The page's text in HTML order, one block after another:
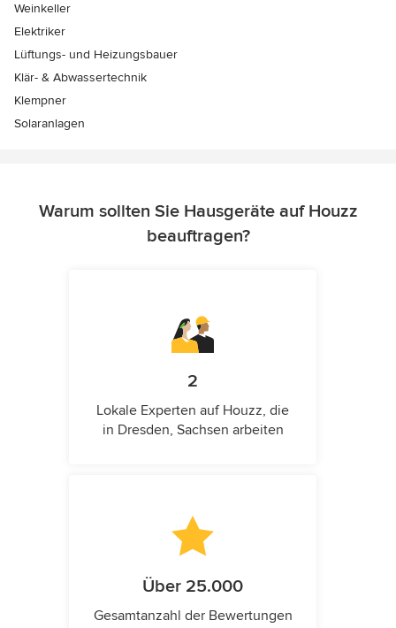
Weinkeller
Elektriker
Lüftungs- und Heizungsbauer
Klär- & Abwassertechnik
Klempner
Solaranlagen
Warum sollten Sie Hausgeräte auf Houzz
beauftragen?
2
Lokale Experten auf Houzz, die
in Dresden, Sachsen arbeiten
Über 25.000
Gesamtanzahl der Bewertungen